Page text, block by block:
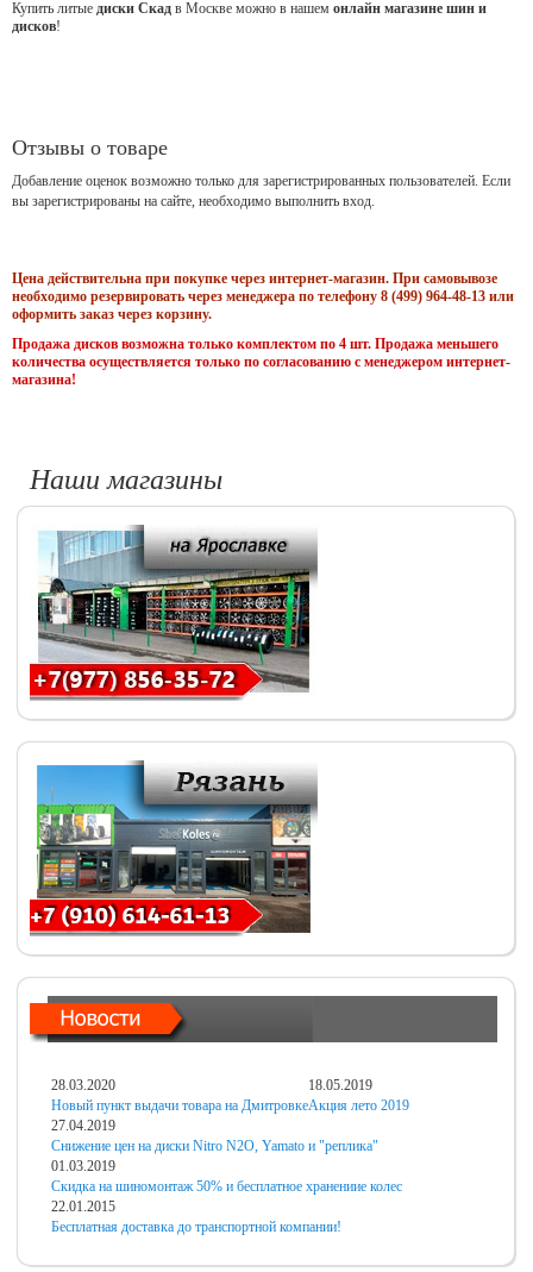
Купить литые диски Скад в Москве можно в нашем онлайн магазине шин и
дисков!
Отзывы о товаре
Добавление оценок возможно только для зарегистрированных пользователей. Если
вы зарегистрированы на сайте, необходимо выполнить вход.
Цена действительна при покупке через интернет-магазин. При самовывозе
необходимо резервировать через менеджера по телефону 8 (499) 964-48-13 или
оформить заказ через корзину.
Продажа дисков возможна только комплектом по 4 шт. Продажа меньшего
количества осуществляется только по согласованию с менеджером интернет-
магазина!
Наши магазины
28.03.2020
Новый пункт выдачи товара на Дмитровке
18.05.2019
Акция лето 2019
27.04.2019
Снижение цен на диски Nitro N2O, Yamato и "реплика"
01.03.2019
Скидка на шиномонтаж 50% и бесплатное хранениие колес
22.01.2015
Бесплатная доставка до транспортной компании!